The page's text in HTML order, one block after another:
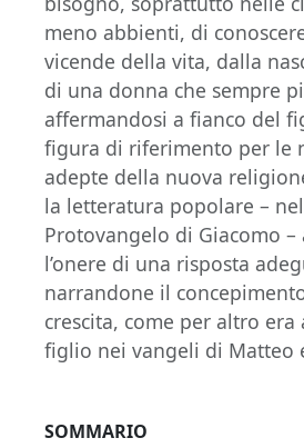
meno abbienti, di
vicende della vita, dalla
di una donna che sempre
affermandosi a fianco del
figura di riferimento per le
adepte della nuova
la letteratura popolare –
Protovangelo di Giacomo –
l’onere di una risposta
narrandone il
crescita, come per altro
figlio nei vangeli di Matteo
SOMMARIO